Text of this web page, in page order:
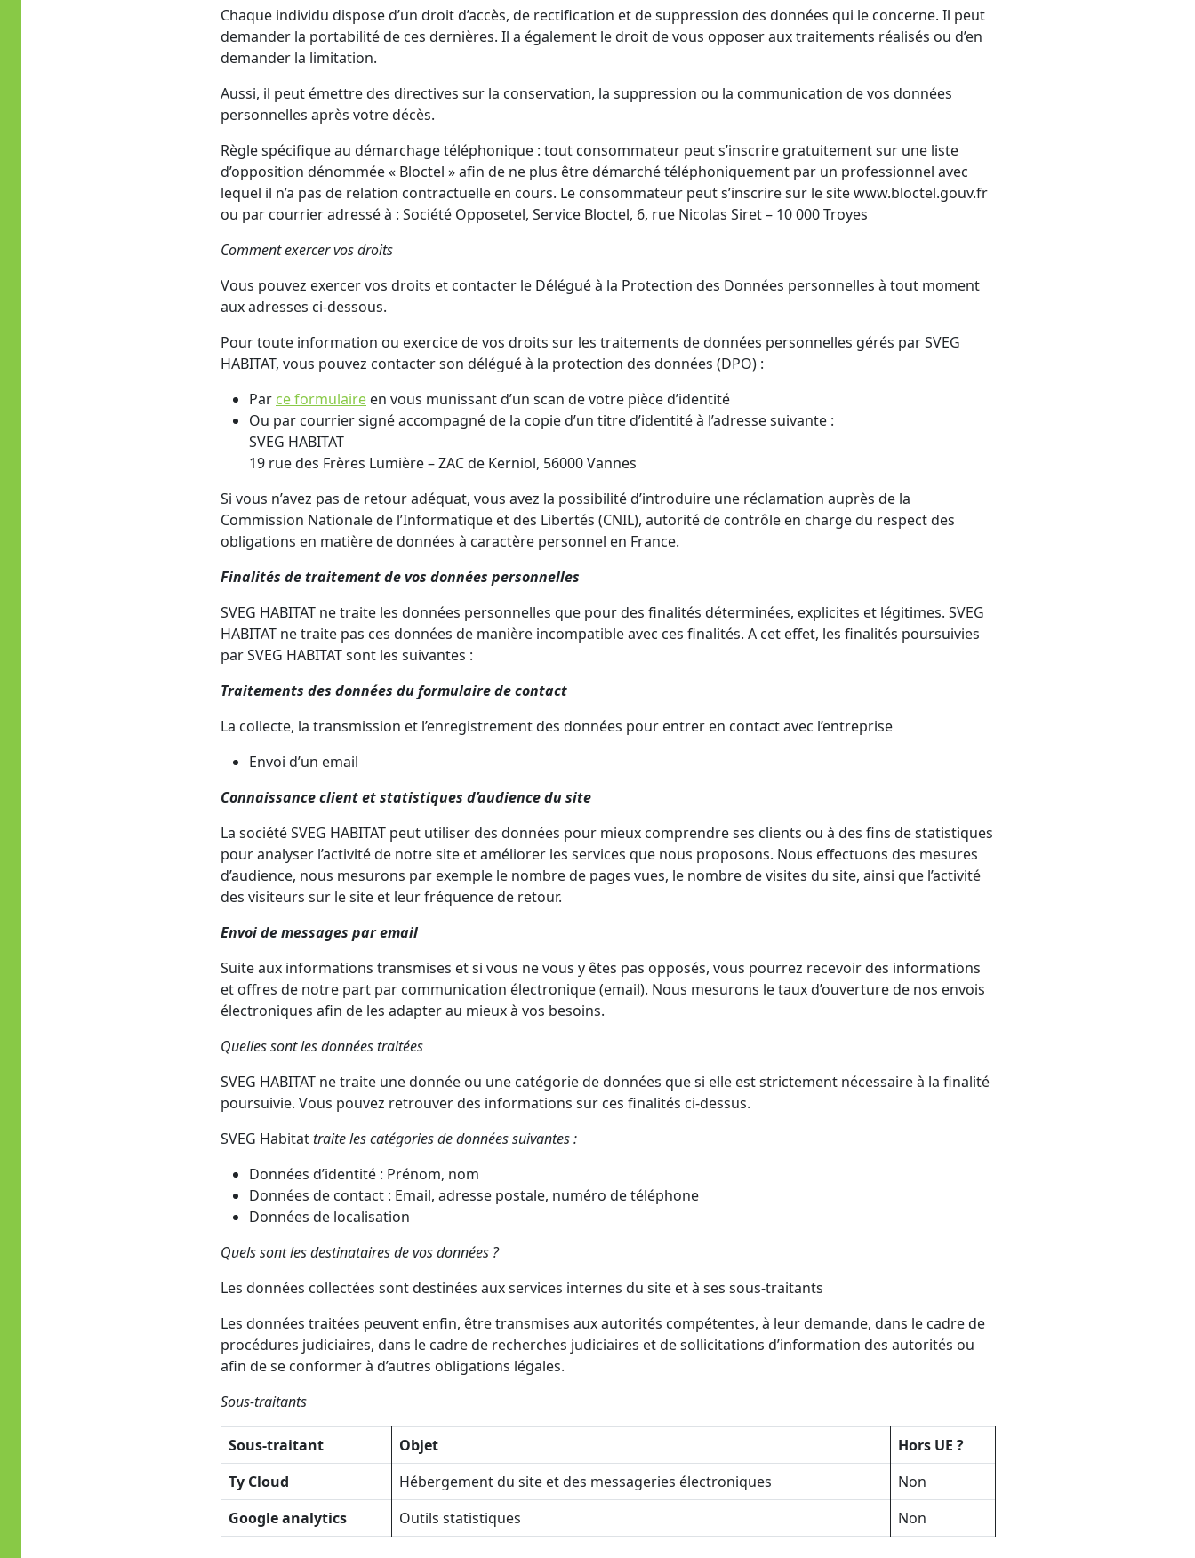
Chaque individu dispose d’un droit d’accès, de rectification et de suppression des données qui le concerne. Il peut
demander la portabilité de ces dernières. Il a également le droit de vous opposer aux traitements réalisés ou d’en
demander la limitation.
Aussi, il peut émettre des directives sur la conservation, la suppression ou la communication de vos données
personnelles après votre décès.
Règle spécifique au démarchage téléphonique : tout consommateur peut s’inscrire gratuitement sur une liste
d’opposition dénommée « Bloctel » afin de ne plus être démarché téléphoniquement par un professionnel avec
lequel il n’a pas de relation contractuelle en cours. Le consommateur peut s’inscrire sur le site www.bloctel.gouv.fr
ou par courrier adressé à : Société Opposetel, Service Bloctel, 6, rue Nicolas Siret – 10 000 Troyes
Comment exercer vos droits
Vous pouvez exercer vos droits et contacter le Délégué à la Protection des Données personnelles à tout moment
aux adresses ci-dessous.
Pour toute information ou exercice de vos droits sur les traitements de données personnelles gérés par SVEG
HABITAT, vous pouvez contacter son délégué à la protection des données (DPO) :
Par ce formulaire en vous munissant d’un scan de votre pièce d’identité
Ou par courrier signé accompagné de la copie d’un titre d’identité à l’adresse suivante :
SVEG HABITAT
19 rue des Frères Lumière – ZAC de Kerniol, 56000 Vannes
Si vous n’avez pas de retour adéquat, vous avez la possibilité d’introduire une réclamation auprès de la
Commission Nationale de l’Informatique et des Libertés (CNIL), autorité de contrôle en charge du respect des
obligations en matière de données à caractère personnel en France.
Finalités de traitement de vos données personnelles
SVEG HABITAT ne traite les données personnelles que pour des finalités déterminées, explicites et légitimes. SVEG
HABITAT ne traite pas ces données de manière incompatible avec ces finalités. A cet effet, les finalités poursuivies
par SVEG HABITAT sont les suivantes :
Traitements des données du formulaire de contact
La collecte, la transmission et l’enregistrement des données pour entrer en contact avec l’entreprise
Envoi d’un email
Connaissance client et statistiques d’audience du site
La société SVEG HABITAT peut utiliser des données pour mieux comprendre ses clients ou à des fins de statistiques
pour analyser l’activité de notre site et améliorer les services que nous proposons. Nous effectuons des mesures
d’audience, nous mesurons par exemple le nombre de pages vues, le nombre de visites du site, ainsi que l’activité
des visiteurs sur le site et leur fréquence de retour.
Envoi de messages par email
Suite aux informations transmises et si vous ne vous y êtes pas opposés, vous pourrez recevoir des informations
et offres de notre part par communication électronique (email). Nous mesurons le taux d’ouverture de nos envois
électroniques afin de les adapter au mieux à vos besoins.
Quelles sont les données traitées
SVEG HABITAT ne traite une donnée ou une catégorie de données que si elle est strictement nécessaire à la finalité
poursuivie. Vous pouvez retrouver des informations sur ces finalités ci-dessus.
SVEG Habitattraite les catégories de données suivantes :
Données d’identité : Prénom, nom
Données de contact : Email, adresse postale, numéro de téléphone
Données de localisation
Quels sont les destinataires de vos données ?
Les données collectées sont destinées aux services internes du site et à ses sous-traitants
Les données traitées peuvent enfin, être transmises aux autorités compétentes, à leur demande, dans le cadre de
procédures judiciaires, dans le cadre de recherches judiciaires et de sollicitations d’information des autorités ou
afin de se conformer à d’autres obligations légales.
Sous-traitants
Sous-traitant Objet
Hors UE ?
Ty Cloud
Hébergement du site et des messageries électroniques
Non
Google analytics
Outils statistiques Non